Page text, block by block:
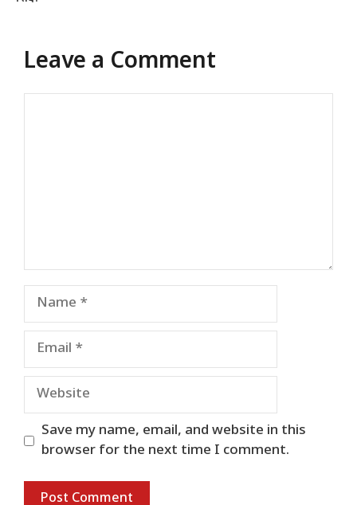
Leave a Comment
Name
Email
Website
Save my name, email, and website in this
browser for the next time I comment.